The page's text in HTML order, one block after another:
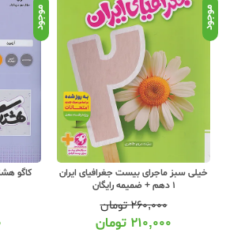
موجود
خیلی سبز ماجرای بیست جغرافیای ایران
1 دهم + ضمیمه رایگان
۲۶۰,۰۰۰تومان
۲۱۰,۰۰۰ تومان
موجود